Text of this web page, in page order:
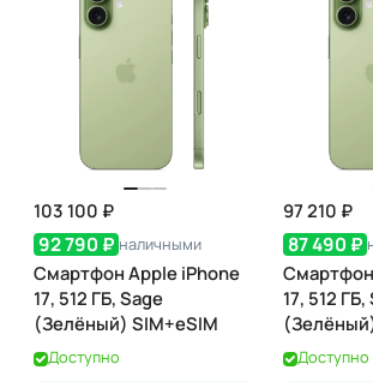
103 100 ₽
92 790 ₽ наличными
Смартфон Apple iPhone
17, 512 ГБ, Sage
(Зелёный) SIM+eSIM
Доступно
97 210 ₽
87 490 ₽
17, 512 ГБ,
Доступно